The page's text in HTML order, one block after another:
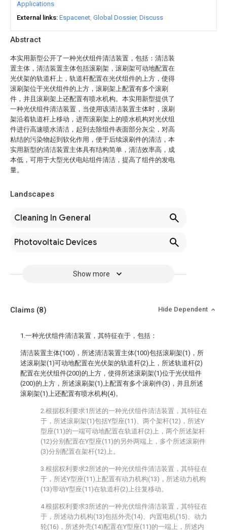
Abstract
本实用新型公开了一种光伏组件清洁装置，包括：清洁装
置主体，清洁装置主体包括滚刷架，滚刷架可动地配置在
光伏架的轨道杆上，轨道杆配置在光伏组件的上方，使得
滚刷架位于光伏组件的上方，滚刷架上配置有多个滚刷
件，并且滚刷架上还配置有喷水机构。本实用新型提供了
一种光伏组件清洁装置，当使用该清洁装置主体时，滚刷
架沿着轨道杆上移动，进而滚刷架上的喷水机构对光伏组
件进行高速喷水清洁，起到去除组件表面部分灰尘，对高
粘结的污染物起到软化作用，便于后续滚刷件的清洁，本
实用新型的清洁装置主体具有结构简单，清洁效率高，成
本低，可用于大型光伏电站组件清洁，提高了组件的发电
量。
Landscapes
Cleaning In General
Photovoltaic Devices
Show more
Applications
External links Espacenet Global Dossier Discuss
Claims (8) Hide Dependent
1.一种光伏组件清洁装置，其特征在于，包括：
清洁装置主体(100)，所述清洁装置主体(100)包括滚刷架(1)，所
述滚刷架(1)可动地配置在光伏架的轨道杆(2)上，所述轨道杆(2)
配置在光伏组件(200)的上方，使得所述滚刷架(1)位于光伏组件
(200)的上方，所述滚刷架(1)上配置有多个滚刷件(3)，并且所述
滚刷架(1)上还配置有喷水机构(4)。
2.根据权利要求1所述的一种光伏组件清洁装置，其特征在
于，所述滚刷架(1)包括Y型座(11)、两个架杆(12)，所述Y
型座(11)的一端可动地配置在轨道杆(2)上，两个所述架杆
(12)分别配置在Y型座(11)的另外两端上，多个所述滚刷件
(3)分别配置在架杆(12)上。
3.根据权利要求2所述的一种光伏组件清洁装置，其特征在
于，所述Y型座(11)上配置有动力机构(13)，所述动力机构
(13)带动Y型座(11)在轨道杆(2)上往复移动。
4.根据权利要求3所述的一种光伏组件清洁装置，其特征在
于，所述动力机构(13)包括外壳(14)、内置电机(15)、动力
轮(16)，所述外壳(14)配置在Y型座(11)的一端上，所述内